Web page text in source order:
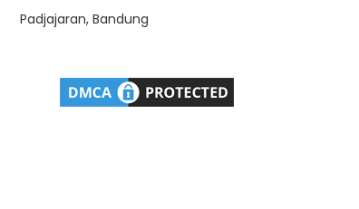
Padjajaran, Bandung